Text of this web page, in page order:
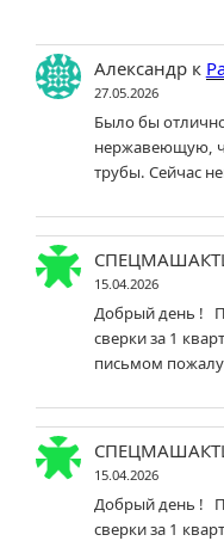
Александрк
27.05.2026
Было бы
нержавеющую,
трубы. Сейчас
15.04.2026
Добрый день !
сверки за 1
письмом
15.04.2026
Добрый день !
сверки за 1